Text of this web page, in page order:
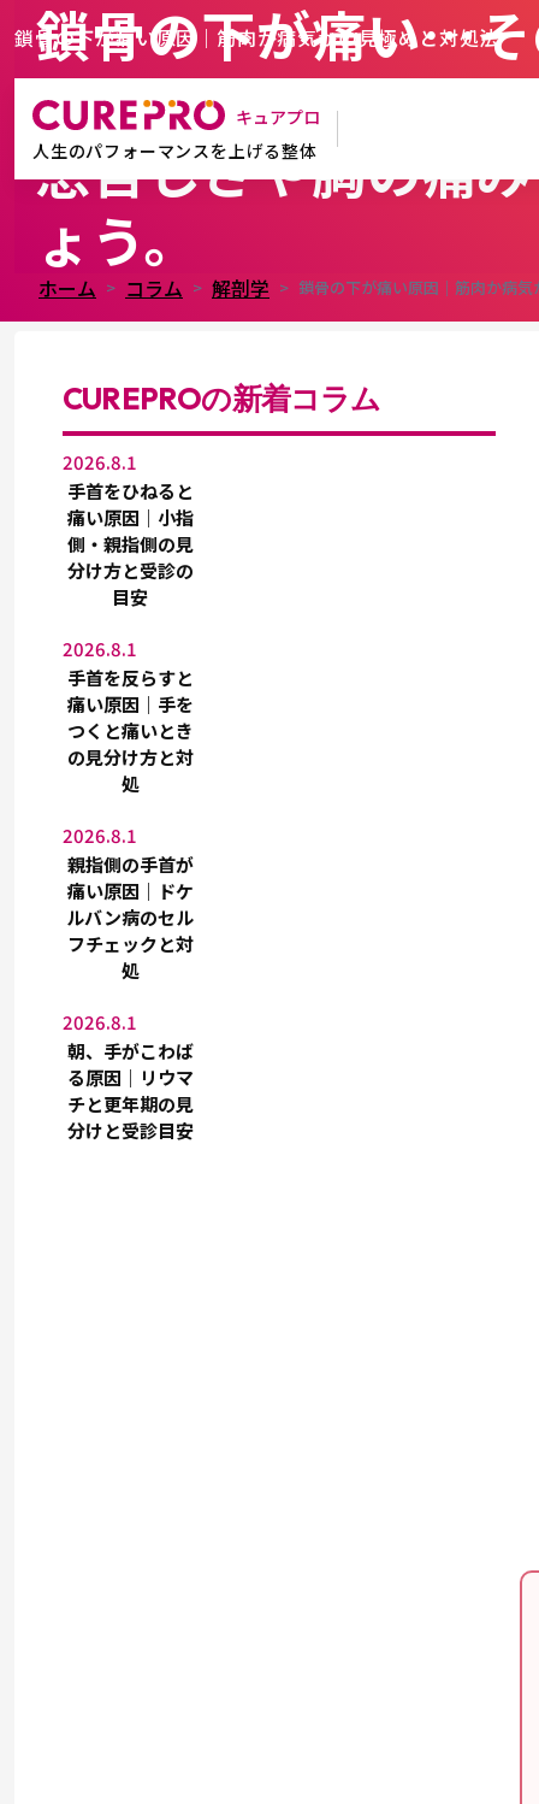
キュアプロ
人生のパフォーマンスを上げる整体
鎖骨の下が痛い…
見極めが大切。
息苦しさや胸の痛
ょう。
ホーム コラム 解剖学 鎖骨の下が痛い原因｜筋肉か病
鎖骨の下が痛い原因｜筋肉か病気かの見極めと対処法
CUREPROの新着コラム
2026.8.1
手首をひねると
痛い原因｜小指
側・親指側の見
分け方と受診の
目安
2026.8.1
手首を反らすと
痛い原因｜手を
つくと痛いとき
の見分け方と対
処
2026.8.1
親指側の手首が
痛い原因｜ドケ
ルバン病のセル
フチェックと対
処
2026.8.1
朝、手がこわば
る原因｜リウマ
チと更年期の見
分けと受診目安